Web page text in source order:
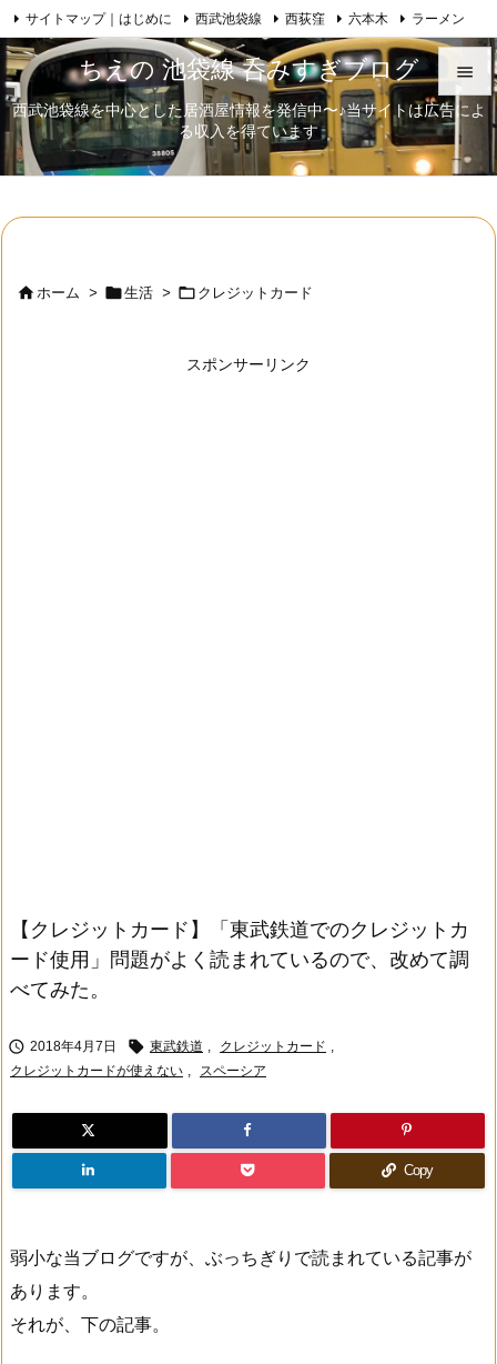
ちえの 池袋線 呑みすぎブログ
西武池袋線を中心とした居酒屋情報を発信中〜♪当サイトは広告によ
る収入を得ています


メニュ

サイトマップ｜はじめに 西武池袋線 西荻窪 六本木 ラーメン
日本酒 歌舞伎 自己紹介 RSS Feedly
ホーム > 生活 >  クレジットカード
スポンサーリンク
【クレジットカード】「東武鉄道でのクレジットカ
ード使用」問題がよく読まれているので、改めて調
べてみた。
 2018年4月7日  東武鉄道 , クレジットカード ,
クレジットカードが使えない , スペーシア
Copy
弱小な当ブログですが、ぶっちぎりで読まれている記事が
あります。
それが、下の記事。